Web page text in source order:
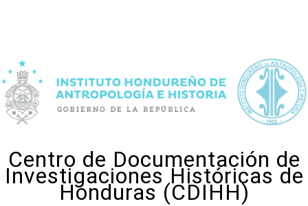
Centro de Documentación de
Investigaciones Históricas de
Honduras (CDIHH)